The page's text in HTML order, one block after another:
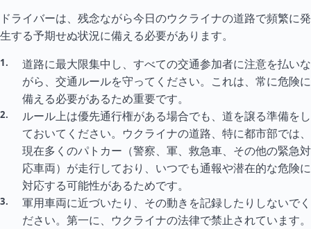
ドライバーは、残念ながら今日のウクライナの道路で頻繁に発
生する予期せぬ状況に備える必要があります。
道路に最大限集中し、すべての交通参加者に注意を払いな
がら、交通ルールを守ってください。これは、常に危険に
備える必要があるため重要です。
ルール上は優先通行権がある場合でも、道を譲る準備をし
ておいてください。ウクライナの道路、特に都市部では、
現在多くのパトカー（警察、軍、救急車、その他の緊急対
応車両）が走行しており、いつでも通報や潜在的な危険に
対応する可能性があるためです。
軍用車両に近づいたり、その動きを記録したりしないでく
ださい。第一に、ウクライナの法律で禁止されています。